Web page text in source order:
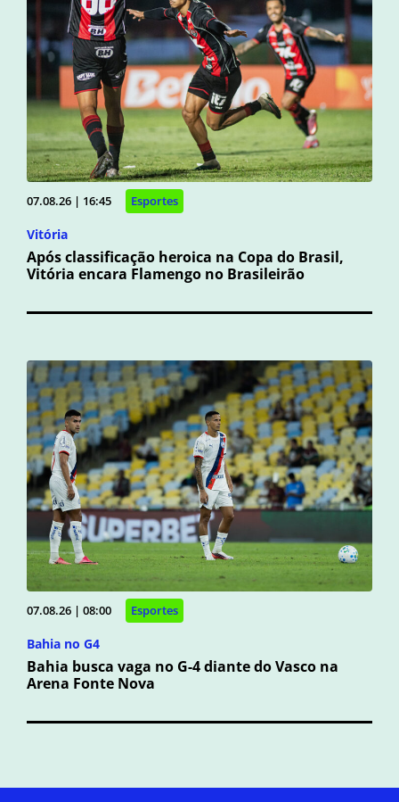
07.08.26 | 16:45 Esportes
Vitória
Após classificação heroica na Copa do Brasil,
Vitória encara Flamengo no Brasileirão
07.08.26 | 08:00 Esportes
Bahia no G4
Bahia busca vaga no G-4 diante do Vasco na
Arena Fonte Nova